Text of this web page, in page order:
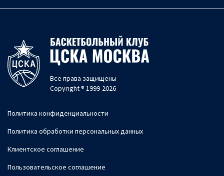
Все права защищены
Copyright ® 1999-2026
Политика конфиденциальности
Политика обработки персональных данных
Клиентское соглашение
Пользовательское соглашение